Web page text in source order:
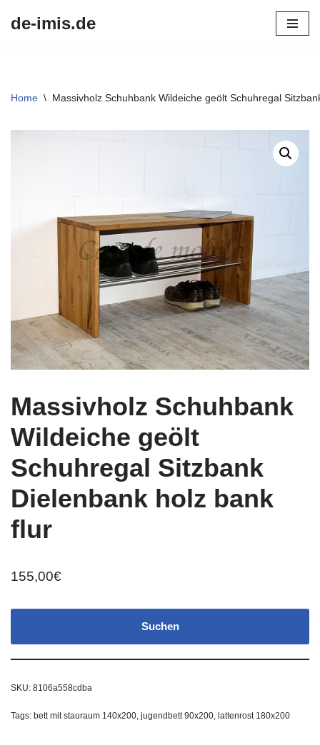
de-imis.de
Home \ Massivholz Schuhbank Wildeiche geölt Schuhregal
Massivholz Schuhbank
Wildeiche geölt
Schuhregal Sitzbank
Dielenbank holz bank
flur
155,00€
Suchen
SKU: 8106a558cdba
Tags: bett mit stauraum 140x200, jugendbett 90x200, lattenrost 180x200